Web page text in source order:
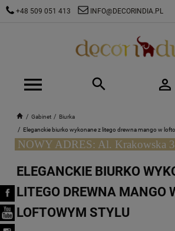
+48 509 051 413 INFO@DECORINDIA.PL
Gabinet
Biurka
Eleganckie biurko wykonane z litego drewna mango w
NOWY ADRES: Al. Krakowska
ELEGANCKIE BIURKO
LITEGO DREWNA MANGO
LOFTOWYM STYLU